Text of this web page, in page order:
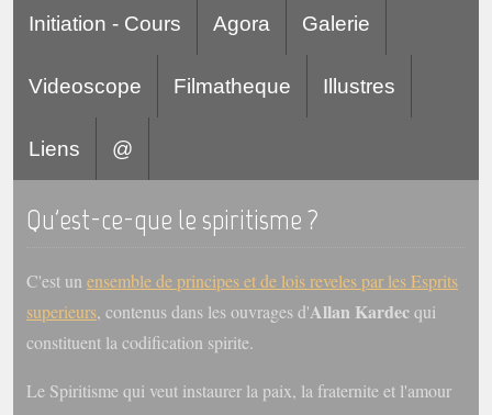
Initiation - Cours Agora Galerie
Videoscope Filmatheque Illustres
Liens @
Qu'est-ce-que le spiritisme ?
C'est un ensemble de principes et de lois reveles par les Esprits
superieurs, contenus dans les ouvrages d'Allan Kardecqui
constituent la codification spirite.
Le Spiritisme qui veut instaurer la paix, la fraternite et l'amour